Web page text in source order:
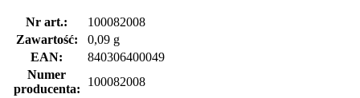
Nr art.:
100082008
Zawartość:
0,09 g
EAN:
840306400049
Numer
producenta:
100082008